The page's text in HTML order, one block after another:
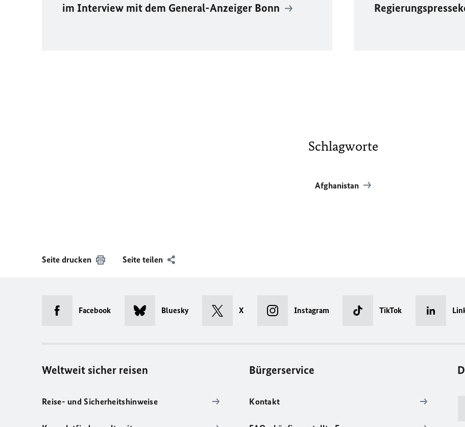
im Interview mit dem General-Anzeiger Bonn
Schlagworte
Afghanistan
Seite drucken Seite teilen
Facebook Bluesky X Instagram TikTok
Weltweit sicher reisen
Reise- und Sicherheitshinweise
Bürgerservice
Kontakt